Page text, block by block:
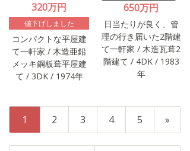
320万円
値下げしました
コンパクトな平屋建
て一軒家 / 木造亜鉛
メッキ鋼板葺平屋建
て / 3DK / 1974年
650万円
日当たりが良く、管
理の行き届いた2階建
て一軒家 / 木造瓦葺2
階建て / 4DK / 1983
年
1 2 3 4 5 »